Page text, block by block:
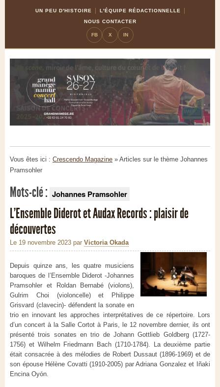
UN PEU D'HISTOIRE
L'ÉQUIPE RÉDACTIONNELLE
NOUS CONTACTER
FB X IN
Vous êtes ici : Crescendo Magazine » Articles sur le thème Johannes
Pramsohler
Mots-clé : Johannes Pramsohler
L’Ensemble Diderot et Audax Records : plaisir de
découvertes
Le 19 novembre 2023 par Victoria Okada
Depuis quinze ans, les quatre musiciens
baroques de l’Ensemble Diderot -Johannes
Pramsohler et Roldan Bernabé (violons),
Gulrim Choi (violoncelle) et Philippe
Grisvard (clavecin)- défendent la sonate en
trio en innovant les approches interprétatives de ce répertoire. Lors
d’un concert à la Salle Cortot à Paris, le 12 novembre dernier, ils ont
présenté trois sonates en trio de Johann Gottlieb Goldberg (1727-
1756) et Wilhelm Friedmann Bach (1710-1784). La deuxième partie
était consacrée à des mélodies de Robert Dussaut (1896-1969) et de
son épouse Hélène Covatti (1910-2005) par Adriana Gonzalez et Iñaki
Encina Oyón.